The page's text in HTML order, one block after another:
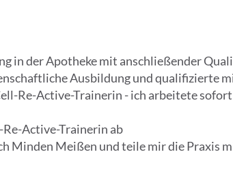
in der Apotheke mit anschließender
Ausbildung und qualifizierte
Re-Active-Trainerin - ich arbeitete
Active-Trainerin ab
Minden Meißen und teile mir die Praxis